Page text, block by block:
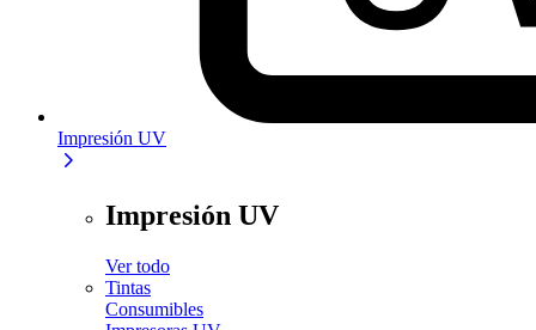
Impresión UV
Impresión UV
Ver todo
Tintas
Consumibles